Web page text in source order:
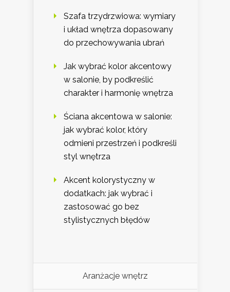
Szafa trzydrzwiowa: wymiary
i układ wnętrza dopasowany
do przechowywania ubrań
Jak wybrać kolor akcentowy
w salonie, by podkreślić
charakter i harmonię wnętrza
Ściana akcentowa w salonie:
jak wybrać kolor, który
odmieni przestrzeń i podkreśli
styl wnętrza
Akcent kolorystyczny w
dodatkach: jak wybrać i
zastosować go bez
stylistycznych błędów
Aranżacje wnętrz